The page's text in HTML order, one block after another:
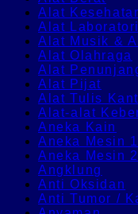
Alat
Alat
Alat Musik &
Alat Olahraga
Alat
Alat Pijat
Alat Tulis
Alat-alat
Aneka Kain
Aneka Mesin 1
Aneka Mesin 2
Angklung
Anti Oksidan
Anti Tumor /